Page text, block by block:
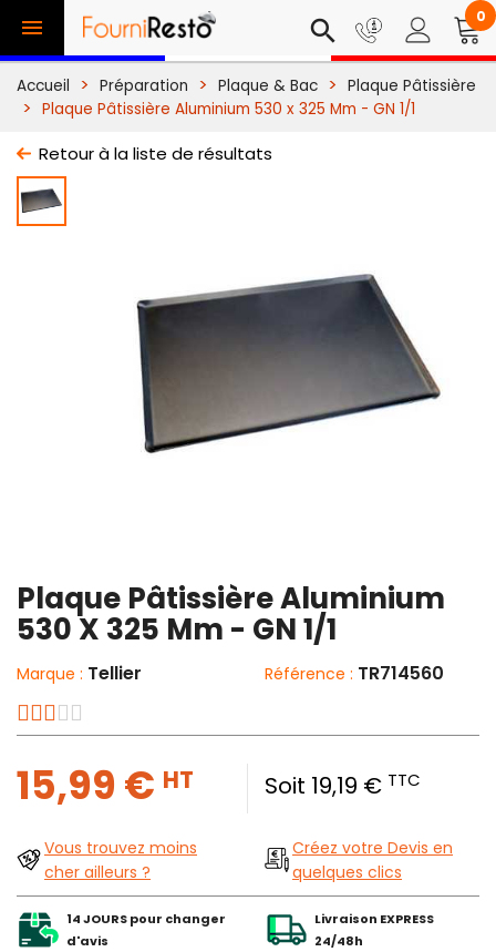
 search 0
Accueil Préparation Plaque & Bac
Plaque Pâtissière
Plaque Pâtissière Aluminium 530 x 325 Mm - GN 1/1
Retour à la liste de résultats
Plaque Pâtissière Aluminium
530 X 325 Mm - GN 1/1
Marque : Tellier Référence : TR714560
15,99 € HT Soit 19,19 € TTC
Vous trouvez moins
cher ailleurs ?
Créez votre Devis en
quelques clics
14 JOURS pour changer
d'avis
Livraison EXPRESS
24/48h